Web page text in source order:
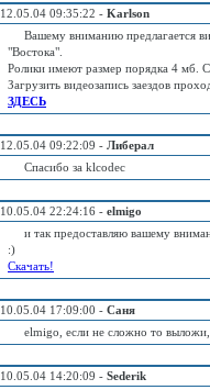
12.05.04 09:35:22 - Karlson
Вашему вниманию предлагается
"Востока".
Ролики имеют размер порядка 4 мб.
Загрузить видеозапись заездов
ЗДЕСЬ
12.05.04 09:22:09 - Либерал
Спасибо за klcodec
10.05.04 22:24:16 - elmigo
и так предоставляю вашему
:)
Скачать!
10.05.04 17:09:00 - Саня
elmigo, если не сложно то выложи,
10.05.04 14:20:09 - Sederik